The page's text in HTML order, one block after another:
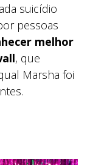
suicídio
pessoas
melhor
, que
Marsha foi